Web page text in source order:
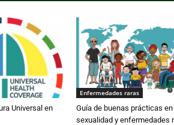
Universal en
Enfermedades raras
Guía de buenas prácticas en
sexualidad y enfermedades